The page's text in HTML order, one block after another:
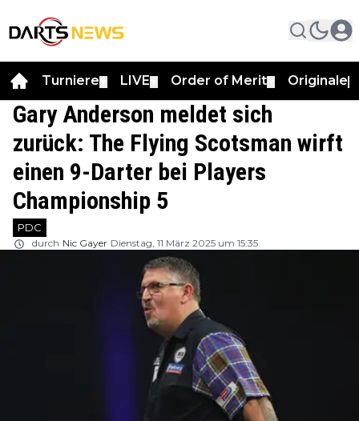
Turniere LIVE Order of Merit Originale
Gary Anderson meldet sich
zurück: The Flying Scotsman wirft
einen 9-Darter bei Players
Championship 5
PDC
durch Nic Gayer Dienstag, 11 März 2025 um 15:35